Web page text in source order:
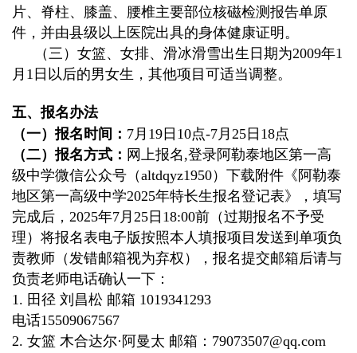
片、脊柱、膝盖、腰椎主要部位核磁检测报告单原
件，并由县级以上医院出具的身体健康证明。
（三）女篮、女排、滑冰滑雪出生日期为2009年1
月 1 日以后的男女生，其他项目可适当调整。
五、报名办法
（一）报名时间： 7月 19 日 10点-7月 25 日 18点
（二）报名方式： 网上报名 ,登录阿勒泰地区第一高
级中学微信公众号（altdqyz1950）下载附件《阿勒泰
地区第一高级中学2025年特长生报名登记表》，填写
完成后， 2025年7月 25 日 18:00前（过期报名不予受
理）将报名表电子版按照本人填报项目发送到单项负
责教师（发错邮箱视为弃权），报名提交邮箱后请与
负责老师电话确认一下：
1. 田径 刘昌松 邮箱 1019341293
电话15509067567
2. 女篮 木合达尔· 阿曼太 邮箱： 79073507@qq.com